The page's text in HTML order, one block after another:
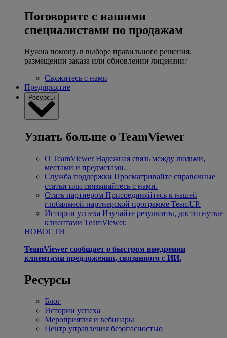
Поговорите с нашими
специалистами по продажам
Нужна помощь в выборе правильного решения,
размещении заказа или обновлении лицензии?
Свяжитесь с нами
Предприятие
Ресурсы
Узнать больше о TeamViewer
О TeamViewer Надежная связь между людьми,
местами и предметами.
Служба поддержки Просматривайте справочные
статьи или связывайтесь с нами.
Стать партнером Присоединяйтесь к нашей
глобальной партнерской программе TeamUP.
Истории успеха Изучайте результаты, достигнутые
клиентами TeamViewer.
НОВОСТИ
TeamViewer сообщает о быстром внедрении
клиентами предложения, связанного с ИИ.
Ресурсы
Блог
Истории успеха
Мероприятия и вебинары
Центр управления безопасностью